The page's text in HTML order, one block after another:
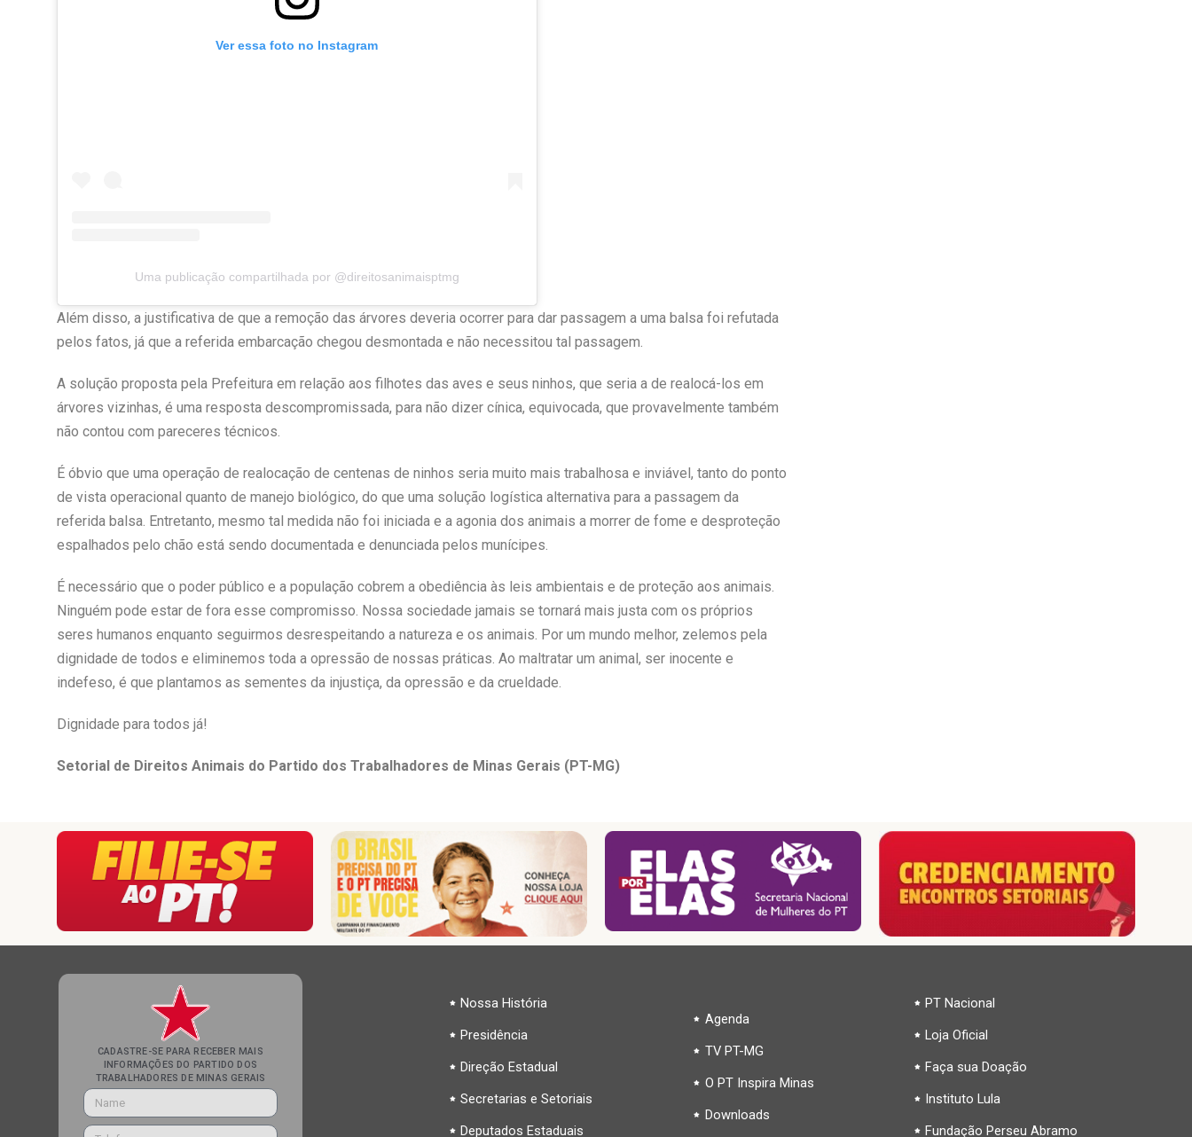
Ver essa foto no Instagram
Uma publicação compartilhada por @direitosanimaisptmg
Além disso, a justificativa de que a remoção das árvores deveria ocorrer para dar passagem a uma balsa foi refutada
pelos fatos, já que a referida embarcação chegou desmontada e não necessitou tal passagem.
A solução proposta pela Prefeitura em relação aos filhotes das aves e seus ninhos, que seria a de realocá-los em
árvores vizinhas, é uma resposta descompromissada, para não dizer cínica, equivocada, que provavelmente também
não contou com pareceres técnicos.
É óbvio que uma operação de realocação de centenas de ninhos seria muito mais trabalhosa e inviável, tanto do ponto
de vista operacional quanto de manejo biológico, do que uma solução logística alternativa para a passagem da
referida balsa. Entretanto, mesmo tal medida não foi iniciada e a agonia dos animais a morrer de fome e desproteção
espalhados pelo chão está sendo documentada e denunciada pelos munícipes.
É necessário que o poder público e a população cobrem a obediência às leis ambientais e de proteção aos animais.
Ninguém pode estar de fora esse compromisso. Nossa sociedade jamais se tornará mais justa com os próprios
seres humanos enquanto seguirmos desrespeitando a natureza e os animais. Por um mundo melhor, zelemos pela
dignidade de todos e eliminemos toda a opressão de nossas práticas. Ao maltratar um animal, ser inocente e
indefeso, é que plantamos as sementes da injustiça, da opressão e da crueldade.
Dignidade para todos já!
Setorial de Direitos Animais do Partido dos Trabalhadores de Minas Gerais (PT-MG)
CADASTRE-SE PARA RECEBER MAIS
INFORMAÇÕES DO PARTIDO DOS
TRABALHADORES DE MINAS GERAIS
Nossa História
Presidência
Direção Estadual
Secretarias e Setoriais
Deputados Estaduais
Agenda
TV PT-MG
O PT Inspira Minas
Downloads
PT Nacional
Loja Oficial
Faça sua Doação
Instituto Lula
Fundação Perseu Abramo